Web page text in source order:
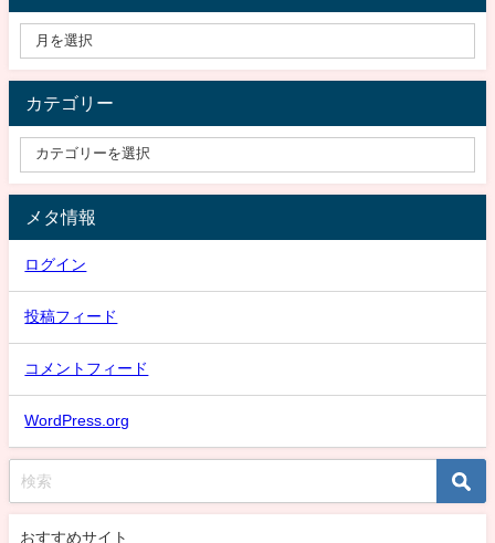
カテゴリー
メタ情報
ログイン
投稿フィード
コメントフィード
WordPress.org
おすすめサイト